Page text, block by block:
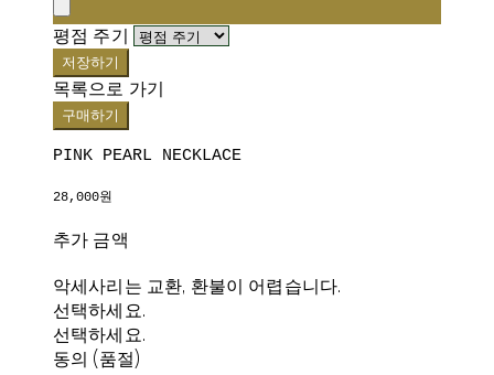
평점 주기
저장하기
목록으로 가기
구매하기
PINK PEARL NECKLACE
28,000원
추가 금액
악세사리는 교환, 환불이 어렵습니다.
선택하세요.
선택하세요.
동의 (품절)